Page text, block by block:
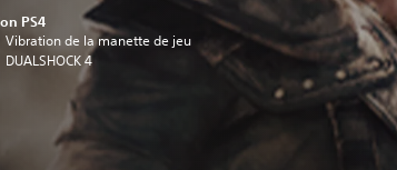
PS4
Vibration de la manette de jeu
DUALSHOCK 4